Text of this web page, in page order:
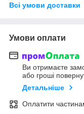
Всі умови доставки
Умови оплати
Ви отримаєте
або гроші
Детальніше
Оплатити